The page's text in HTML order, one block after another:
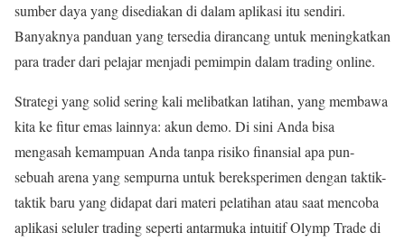
sumber daya yang disediakan di dalam aplikasi itu sendiri.
Banyaknya panduan yang tersedia dirancang untuk meningkatkan
para trader dari pelajar menjadi pemimpin dalam trading online.
Strategi yang solid sering kali melibatkan latihan, yang membawa
kita ke fitur emas lainnya: akun demo. Di sini Anda bisa
mengasah kemampuan Anda tanpa risiko finansial apa pun-
sebuah arena yang sempurna untuk bereksperimen dengan taktik-
taktik baru yang didapat dari materi pelatihan atau saat mencoba
aplikasi seluler trading seperti antarmuka intuitif Olymp Trade di